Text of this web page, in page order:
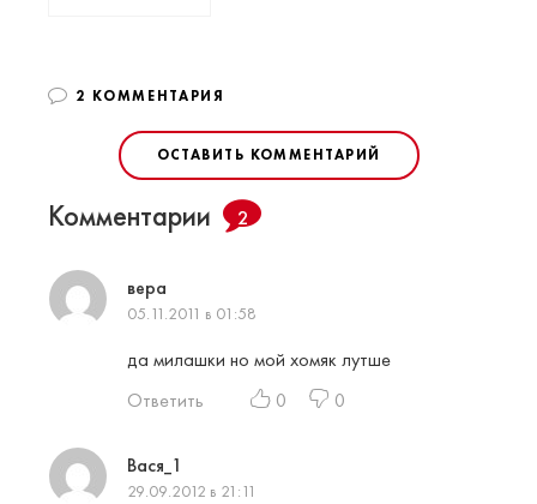
2 КОММЕНТАРИЯ
ОСТАВИТЬ КОММЕНТАРИЙ
Комментарии 2
вера
05.11.2011 в 01:58
да милашки но мой хомяк лутше
Ответить
0 0
Вася_1
29.09.2012 в 21:11